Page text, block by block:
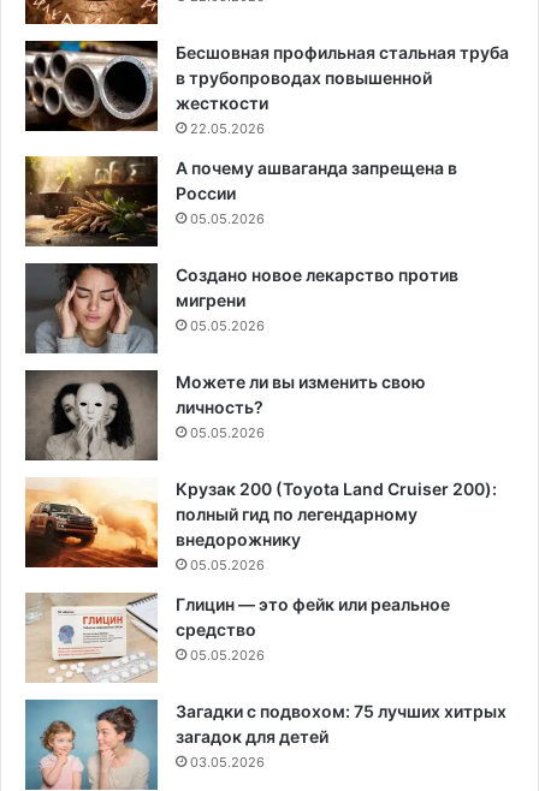
Бесшовная профильная стальная труба
в трубопроводах повышенной
жесткости
22.05.2026
А почему ашваганда запрещена в
России
05.05.2026
Создано новое лекарство против
мигрени
05.05.2026
Можете ли вы изменить свою
личность?
05.05.2026
Крузак 200 (Toyota Land Cruiser 200):
полный гид по легендарному
внедорожнику
05.05.2026
Глицин — это фейк или реальное
средство
05.05.2026
Загадки с подвохом: 75 лучших хитрых
загадок для детей
03.05.2026